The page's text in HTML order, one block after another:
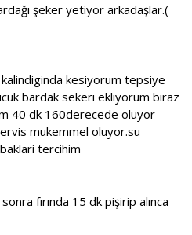
şeker yetiyor arkadaşlar.(
kesiyorum tepsiye
bardak sekeri ekliyorum biraz
40 dk 160derecede oluyor
mukemmel oluyor.su
tercihim
fırında 15 dk pişirip alınca